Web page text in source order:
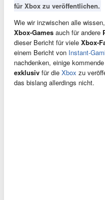
für Xbox zu veröffentlichen.
Wie wir inzwischen alle
Xbox-Games auch für andere
dieser Bericht für viele Xbox-
einem Bericht von Instant-
nachdenken, einige kommende
exklusiv für die Xbox zu
das bislang allerdings nicht.